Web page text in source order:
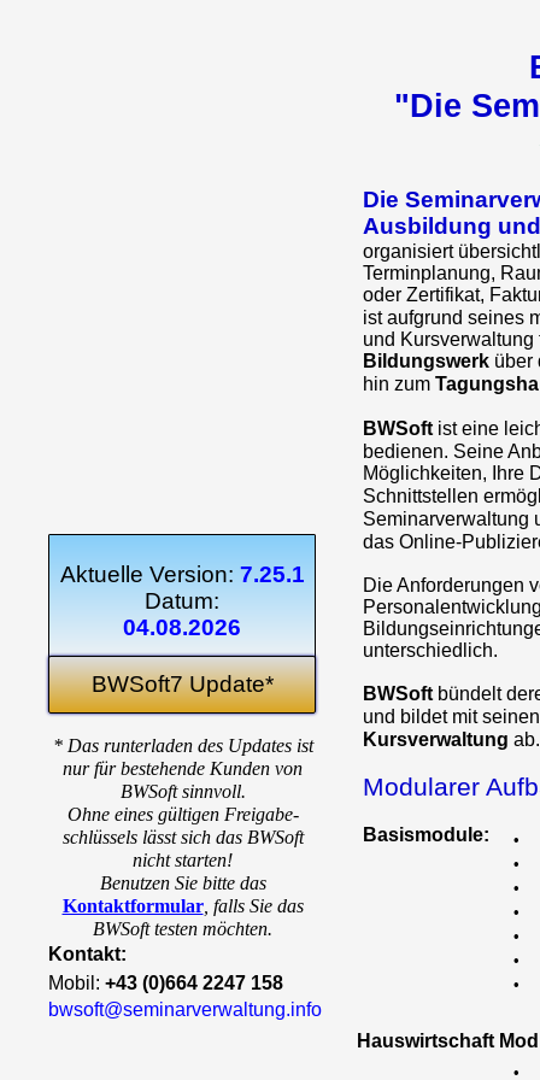
Die
Ausbildung
organisiert
Terminplanung,
oder Zertifikat,
ist aufgrund seines
und
Bildungswerk über
hin zum
BWSoft ist eine
bedienen. Seine
Möglichkeiten, Ihre
Schnittstellen
Seminarverwaltung
das Online-
Die Anforderungen
unterschiedlich.
BWSoft bündelt
und bildet mit
Kursverwaltung ab.
Modularer
Basismodule:
Aktuelle Version: 7.25.1
Datum:
04.08.2026
BWSoft7 Update*
"Die
Kontakt:
Mobil: +43 (0)664 2247 158
bwsoft@seminarverwaltung.info
* Das runterladen des Updates ist
nur für bestehende Kunden von
BWSoft sinnvoll.
Ohne eines gültigen Freigabe-
schlüssels lässt sich das BWSoft
nicht starten!
Benutzen Sie bitte das
Kontaktformular, falls Sie das
BWSoft testen möchten.
•
•
•
•
•
•
•
Hauswirtschaft
•